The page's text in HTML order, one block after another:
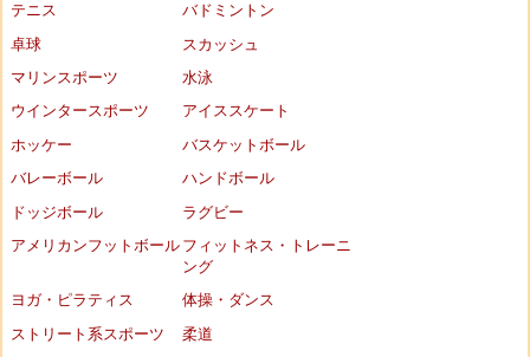
テニス
バドミントン
卓球
スカッシュ
マリンスポーツ
水泳
ウインタースポーツ
アイススケート
ホッケー
バスケットボール
バレーボール
ハンドボール
ドッジボール
ラグビー
アメリカンフットボール フィットネス・トレーニ
ング
ヨガ・ピラティス
体操・ダンス
ストリート系スポーツ
柔道